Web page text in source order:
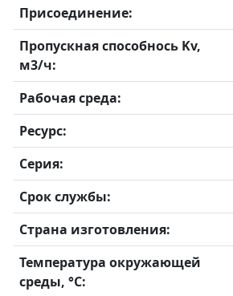
Присоединение:
Пропускная способнось Kv,
м3/ч:
Рабочая среда:
Ресурс:
Серия:
Срок службы:
Страна изготовления:
Температура окружающей
среды, °С: